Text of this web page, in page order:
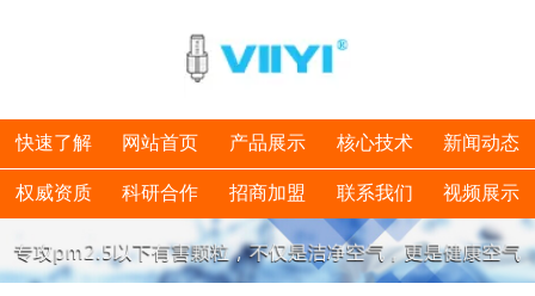
快速了解 网站首页 产品展示 核心技术 新闻动态
权威资质 科研合作 招商加盟 联系我们 视频展示